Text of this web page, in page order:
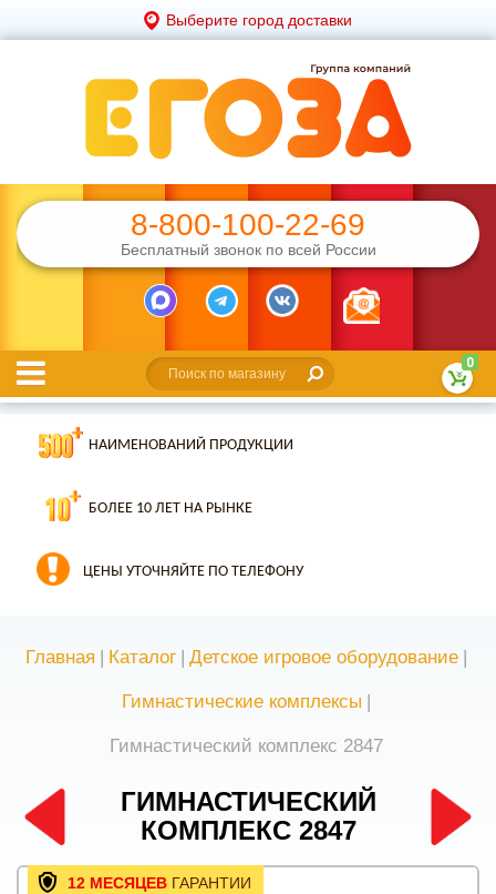
Выберите город доставки
8-800-100-22-69
Бесплатный звонок по всей России
0
НАИМЕНОВАНИЙ ПРОДУКЦИИ
БОЛЕЕ 10 ЛЕТ НА РЫНКЕ
ЦЕНЫ УТОЧНЯЙТЕ ПО ТЕЛЕФОНУ
Главная | Каталог | Детское игровое оборудование |
Гимнастические комплексы |
Гимнастический комплекс 2847
ГИМНАСТИЧЕСКИЙ
КОМПЛЕКС 2847
12 МЕСЯЦЕВ ГАРАНТИИ